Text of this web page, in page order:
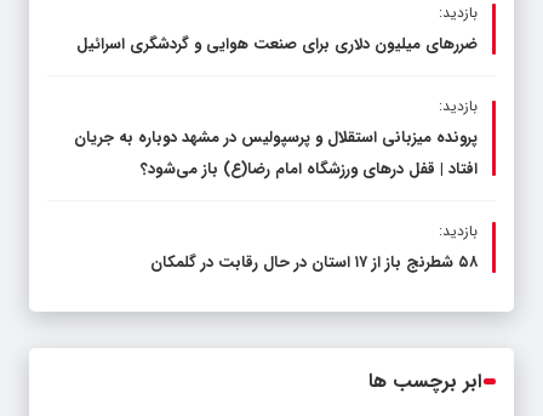
بازدید:
ضررهای میلیون دلاری برای صنعت هوایی و گردشگری اسرائیل
بازدید:
پرونده میزبانی استقلال و پرسپولیس در مشهد دوباره به جریان
افتاد | قفل در‌های ورزشگاه امام رضا(ع) باز می‌شود؟
بازدید:
۵۸ شطرنج‌ باز از ۱۷ استان در حال رقابت در گلمکان
ابر برچسب ها